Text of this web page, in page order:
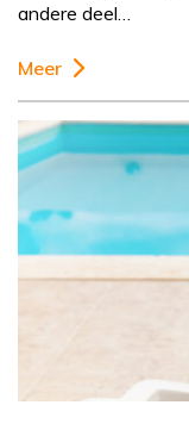
andere deel…
Meer